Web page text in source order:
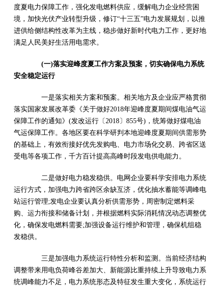
度夏电力保障工作，强化发电燃料供应，缓解电力企业经营困
境，加快光伏产业转型升级，修订“十三五”电力发展规划，以推
进供给侧结构性改革为主线，稳步做好新时代电力工作，更好地
满足人民美好生活用电需求。
(一)落实迎峰度夏工作方案及预案，切实确保电力系统
安全稳定运行
一是落实相关方案和预案。相关地方及企业应严格贯彻
落实国家发展改革委《关于做好2018年迎峰度夏期间煤电油气运
保障工作的通知》(发改运行〔2018〕855号)，统筹做好煤电油
气运保障工作。各地区要在科学研判本地迎峰度夏期间供需形势
的基础上，有效衔接好优先发购电、电力市场化交易、跨省区送
受电等各项工作，千方百计提高高峰时段发电供电能力。
二是做好电力稳发稳供。电网企业要科学安排电力系统
运行方式，加强电力跨省跨区余缺互济，优化抽水蓄能等调峰电
站运行管理;发电企业要认真分析供需形势，周密制定燃料采
购、运力衔接和储备计划，并根据燃料实际消耗情况动态调整优
化，确保发电燃料需要;加强设备运行维护和管理，确保机组稳
发稳供。
三是加强电力系统运行特性分析和监测。当前经济结构
调整带来用电负荷峰谷差加大、新能源比重持续上升导致电力系
统调峰能力不足，电力系统形态及特征发生重大变化，系统运行